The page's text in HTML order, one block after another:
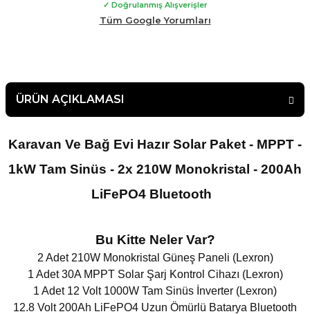
yardımlarından dolayı çok teşekkür ederim. Güvenle
malının arkasında duran bir firma çekinmeden alış veriş
✓ Doğrulanmış Alışverişler
Tüm Google Yorumları
ÜRÜN AÇIKLAMASI
Karavan Ve Bağ Evi Hazır Solar Paket - MPPT -
1kW Tam Sinüs - 2x 210W Monokristal - 200Ah
LiFePO4 B luetooth
Bu Kitte Neler Var?
2 Adet 210W Monokristal Güneş Paneli (Lexron)
1 Adet 30A MPPT Solar Şarj Kontrol Cihazı (Lexron)
1 Adet 12 Volt 1000W Tam Sinüs İnverter (Lexron)
12.8 Volt 200Ah LiFePO4 Uzun Ömürlü Batarya Bluetooth